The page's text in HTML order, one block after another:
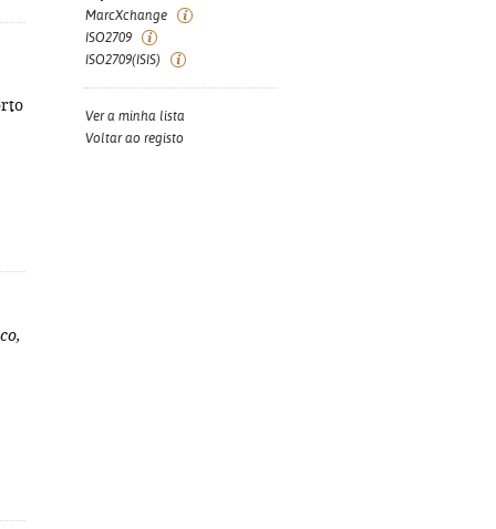
MarcXchange
ISO2709
ISO2709(ISIS)
Ver a minha lista
Voltar ao registo